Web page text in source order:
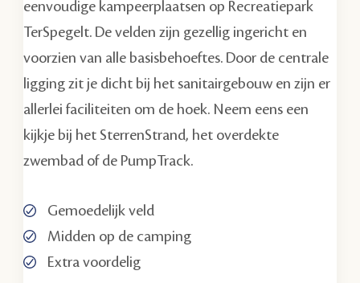
eenvoudige kampeerplaatsen op Recreatiepark
TerSpegelt. De velden zijn gezellig ingericht en
voorzien van alle basisbehoeftes. Door de centrale
ligging zit je dicht bij het sanitairgebouw en zijn er
allerlei faciliteiten om de hoek. Neem eens een
kijkje bij het SterrenStrand, het overdekte
zwembad of de PumpTrack.
Gemoedelijk veld
Midden op de camping
Extra voordelig